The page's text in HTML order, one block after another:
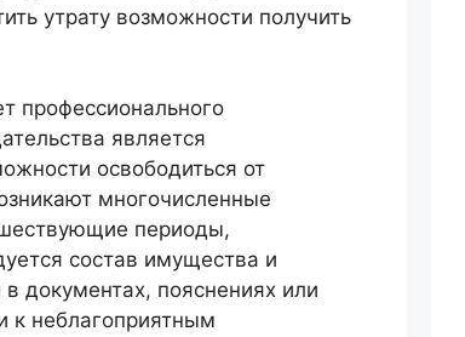
утрату возможности получить
профессионального
является
освободиться от
многочисленные
периоды,
состав имущества и
документах, пояснениях или
к неблагоприятным